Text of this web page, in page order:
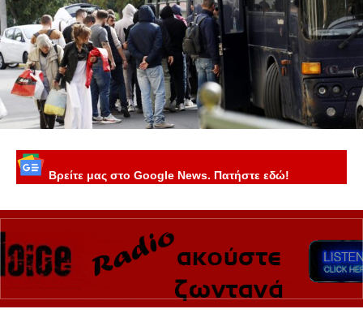
Βρείτε μας στο Google News. Πατήστε εδώ!